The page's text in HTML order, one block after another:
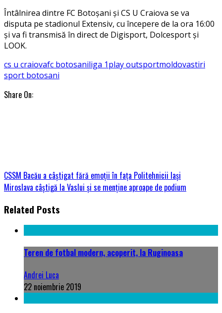
Întâlnirea dintre FC Botoșani și CS U Craiova se va
disputa pe stadionul Extensiv, cu începere de la ora 16:00
și va fi transmisă în direct de Digisport, Dolcesport și
LOOK.
cs u craiovafc botosaniliga 1play outsportmoldovastiri
sport botosani
Share On:
CSSM Bacău a câștigat fără emoții în fața Politehnicii Iași
Miroslava câștigă la Vaslui și se menține aproape de podium
Related Posts
Teren de fotbal modern, acoperit, la Ruginoasa
Andrei Luca
22 noiembrie 2019